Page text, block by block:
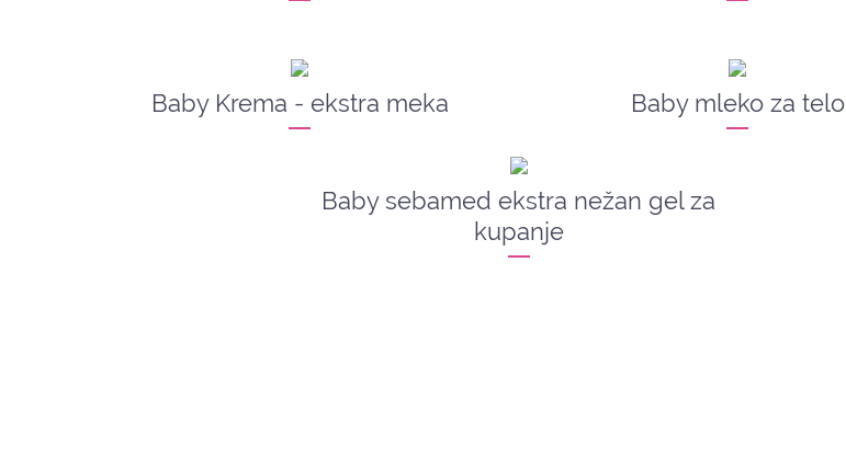
Baby Krema - ekstra meka Baby mleko za telo
Baby sebamed ekstra nežan gel za
kupanje